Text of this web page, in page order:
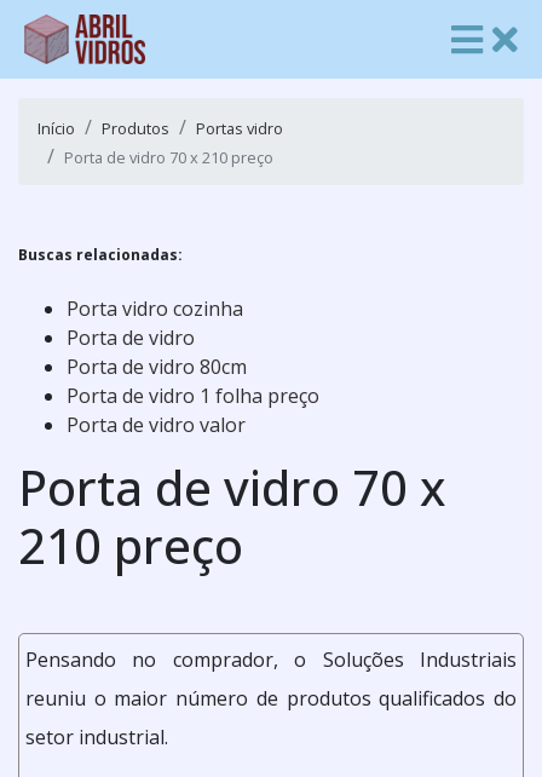
Início Produtos
Portas vidro
Porta de vidro 70 x 210 preço
Buscas relacionadas:
Porta vidro cozinha
Porta de vidro
Porta de vidro 80cm
Porta de vidro 1 folha preço
Porta de vidro valor
Porta de vidro 70 x
210 preço
Pensando no comprador, o Soluções Industriais
reuniu o maior número de produtos qualificados do
setor industrial.